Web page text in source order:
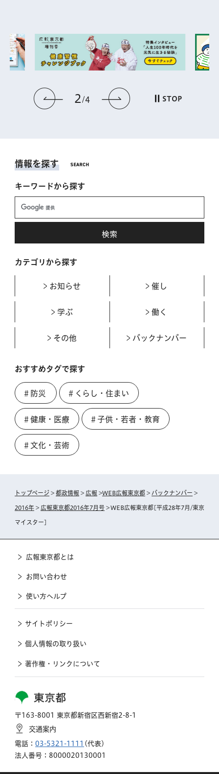
前のスライドを表示
2 4 次のスライドを表
STOP
情報を探す
キーワードから探す
カテゴリから探す
お知らせ 催し
学ぶ 働く
その他 バックナンバー
おすすめタグで探す
＃防災 ＃くらし・住まい
＃健康・医療 ＃子供・若者・教育
＃文化・芸術
トップページ > 都政情報 > 広報 >WEB広報東京都 > バックナンバー >
2016年 > 広報東京都2016年7月号 > WEB広報東京都[平成28年7月/東京
マイスター]
東京都
〒163-8001 東京都新宿区西新宿2-8-1
交通案内
電話： 03-5321-1111 (代表)
法人番号：8000020130001
広報東京都とは
お問い合わせ
使い方ヘルプ
サイトポリシー
個人情報の取り扱い
著作権・リンクについて